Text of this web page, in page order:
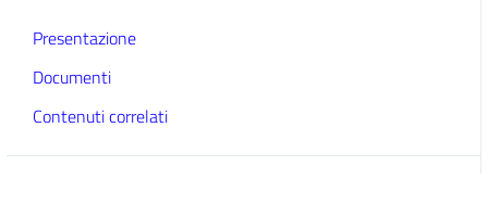
Presentazione
Documenti
Contenuti correlati